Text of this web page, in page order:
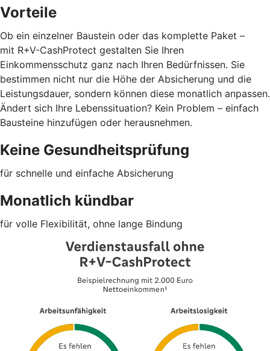
Vorteile
Ob ein einzelner Baustein oder das komplette Paket –
mit R+V-CashProtect gestalten Sie Ihren
Einkommensschutz ganz nach Ihren Bedürfnissen. Sie
bestimmen nicht nur die Höhe der Absicherung und die
Leistungsdauer, sondern können diese monatlich anpassen.
Ändert sich Ihre Lebenssituation? Kein Problem – einfach
Bausteine hinzufügen oder herausnehmen.
Keine Gesundheitsprüfung
für schnelle und einfache Absicherung
Monatlich kündbar
für volle Flexibilität, ohne lange Bindung